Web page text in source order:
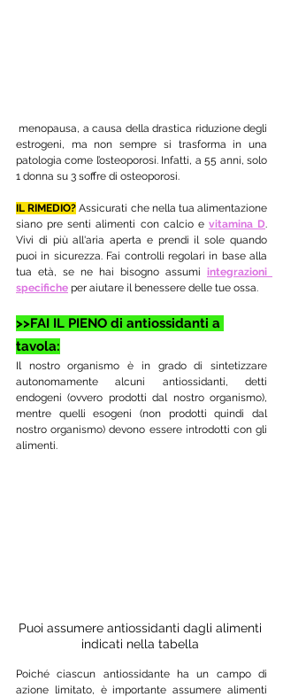
menopausa, a causa della drastica riduzione degli
estrogeni, ma non sempre si trasforma in una
patologia come l’osteoporosi. Infatti, a 55 anni, solo
1 donna su 3 soffre di osteoporosi.
IL RIMEDIO? Assicurati che nella tua alimentazione
siano pre senti alimenti con calcio e vitamina D.
Vivi di più all'aria aperta e prendi il sole quando
puoi in sicurezza. Fai controlli regolari in base alla
tua età, se ne hai bisogno assumi integrazioni
specifiche per aiutare il benessere delle tue ossa.
>>FAI IL PIENO di antiossidanti a
tavola:
Il nostro organismo è in grado di sintetizzare
autonomamente alcuni antiossidanti, detti
endogeni (ovvero prodotti dal nostro organismo),
mentre quelli esogeni (non prodotti quindi dal
nostro organismo) devono essere introdotti con gli
alimenti.
Puoi assumere antiossidanti dagli alimenti
indicati nella tabella
Poiché ciascun antiossidante ha un campo di
azione limitato, è importante assumere alimenti